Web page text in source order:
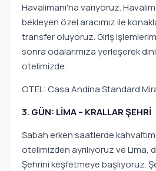
Havalimanı'na varıyoruz.
bekleyen özel aracımız ile
transfer oluyoruz. Giriş
sonra odalarımıza yerleşerek
otelimizde.
OTEL: Casa Andina Standard
3. GÜN: LİMA – KRALLAR ŞEHRİ
Sabah erken saatlerde
otelimizden ayrılıyoruz ve Lima,
Şehrini keşfetmeye başlıyoruz.